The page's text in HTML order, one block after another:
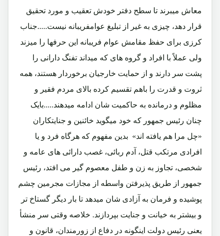
معاش میبرند تا سطح دفتر خودش تعقیب و مورد تحقیق
قرار دهد، چیزی به غیر از تبلیغ عوامفریبانه نیست.....جناب
کرزی برای حفظ مقامش عوام فریبانه این حرفها را میزند
ولی عملاً با افراد و گروه های که میداند تفنگ دارانی را
پشت سر دارند و از حمایت خارجیان برخوردار هستند، همه
ثروت و قدرت را باهم تقسیم کرده بالای مردم فقیر و
مظلوم و درمانده به حاکمیت شان ادامه میدهند.....بایک
چنان رئیس جمهور که خود میگوید خائنین و جنایتکاران
«چل مرا هم یافته اند» بدین مفهوم که هرگاه فرد و یا
افرادی مرتکب قتل، آدم ربائی، غصب دارائی های عامه و
شخصی، تجاوز به زن و طفل معصوم گیر می افتد، رئیس
جمهور از طریق پذیرفتن واسطه از مجازات مجرمین چشم
پوشیده و فرمان به آزادی شان میدهد تا بار دیگر گستاخ تر
و بیشتر به خیانت و جنایت بپردازند. خلاصه وقتی سر منشأ
یعنی رئیس دولت اینگونه در دفاع از زورمندان، قانون و